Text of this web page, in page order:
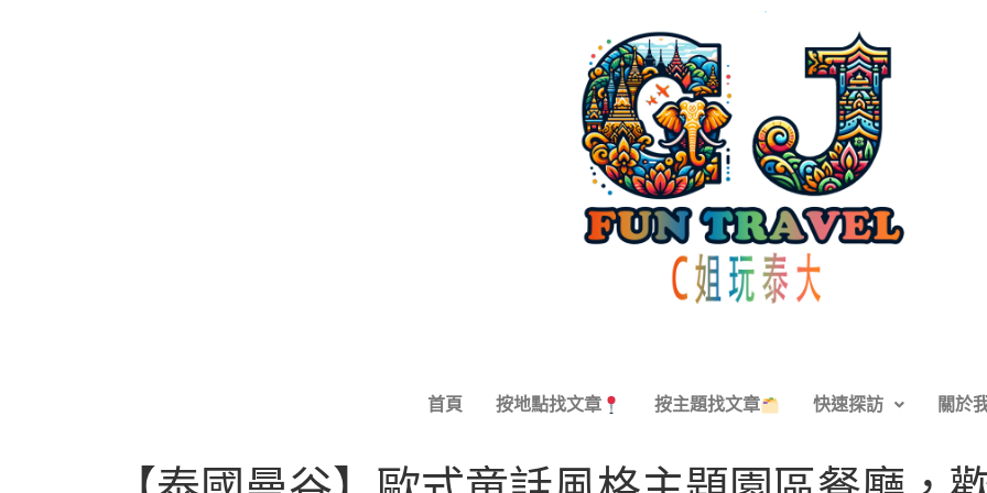
首頁 按地點找文章 按主題找文章 快速探訪 關於